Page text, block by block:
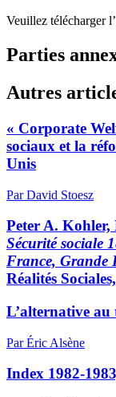
Veuillez télécharger
Parties
Autres
« Corporate
sociaux et la
Unis
Par David Stoesz
Peter A. Kohler,
Sécurité sociale
France, Grande
Réalités
L’alternative
Par Éric Alsène
Index 1982-